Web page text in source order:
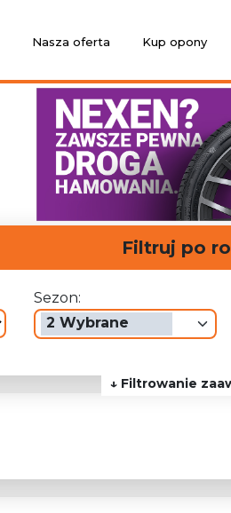
Nasza oferta Kup opony
Filtruj po
Sezon:
2 Wybrane
↓ Filtrowanie